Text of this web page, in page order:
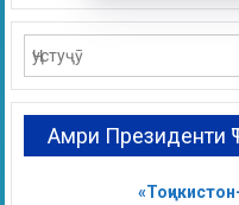
Амри Президенти